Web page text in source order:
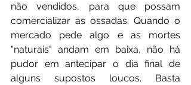
não vendidos, para que possam
comercializar as ossadas. Quando o
mercado pede algo e as mortes
"naturais" andam em baixa, não há
pudor em antecipar o dia final de
alguns supostos loucos. Basta